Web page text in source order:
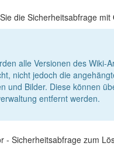
die Sicherheitsabfrage mit
alle Versionen des Wiki-
nicht jedoch die
und Bilder. Diese können
entfernt werden.